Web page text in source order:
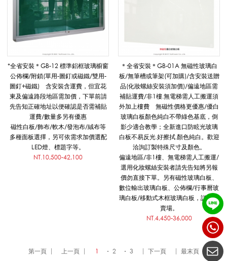
*全省安裝＊GB-12 標準鋁框玻璃櫥窗
公佈欄/附鎖(單用-圖釘或磁鐵/雙用-
圖釘+磁鐵) 含安裝含運費，但宜花
東及偏遠路段地區需加價，下單前請
先告知正確地址以便確認是否需補貼
運費/數量多另有優惠
磁性白板/飾布/軟木/發泡布/絨布等
多種面板選擇，另可依需求加價選配
LED燈、標題字等。
NT.10,500-42,100
＊全省安裝＊GB-01A 無磁性玻璃白
板/無筆槽或筆架(可加購)/含安裝送贈
品(化妝螺絲安裝須加價)/偏遠地區需
補貼運費/非1樓.無電梯需人工搬運須
外加上樓費 無磁性價格更優惠/優白
玻璃白板顏色純白不帶綠色基底，倒
影少適合教學；全新進口防眩光玻璃
白板不易反光.好擦拭.顏色純白。歡迎
洽詢訂製特殊尺寸及顏色。
偏遠地區/非1樓、無電梯需人工搬運/
選用化妝螺絲安裝者請先告知將另報
價勿直接下單。另有磁性玻璃白板、
數位輸出玻璃白板、公佈欄/行事曆玻
璃白板/移動式木框玻璃白板，詳見各
賣場。
NT.4,450-36,000
第一頁 上一頁 1 2 3 下一頁 最末頁